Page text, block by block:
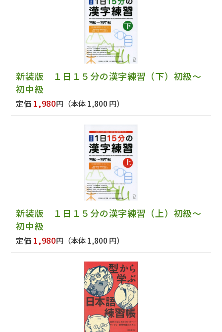
新装版 １日１５分の漢字練習（下）初級～
初中級
定価 1,980円 （本体 1,800 円）
新装版 １日１５分の漢字練習（上）初級～
初中級
定価 1,980円 （本体 1,800 円）